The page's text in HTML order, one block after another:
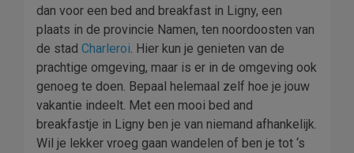
dan voor een bed and breakfast in Ligny, een
plaats in de provincie Namen, ten noordoosten van
de stad Charleroi. Hier kun je genieten van de
prachtige omgeving, maar is er in de omgeving ook
genoeg te doen. Bepaal helemaal zelf hoe je jouw
vakantie indeelt. Met een mooi bed and
breakfastje in Ligny ben je van niemand afhankelijk.
Wil je lekker vroeg gaan wandelen of ben je tot ‘s